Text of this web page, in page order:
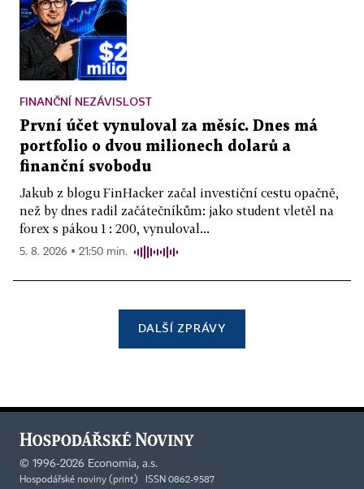
FINANČNÍ NEZÁVISLOST
První účet vynuloval za měsíc. Dnes má
portfolio o dvou milionech dolarů a
finanční svobodu
Jakub z blogu FinHacker začal investiční cestu opačně,
než by dnes radil začátečníkům: jako student vletěl na
forex s pákou 1 : 200, vynuloval...
5. 8. 2026 ▪ 21:50 min.
DALŠÍ ZPRÁVY
© 1996-2026 Economia, a.s.
Hospodářské noviny (print) ISSN 0862-9587